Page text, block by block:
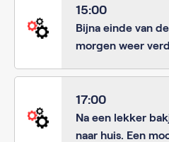
15:00
Bijna einde van
morgen weer
17:00
Na een lekker
naar huis. Een